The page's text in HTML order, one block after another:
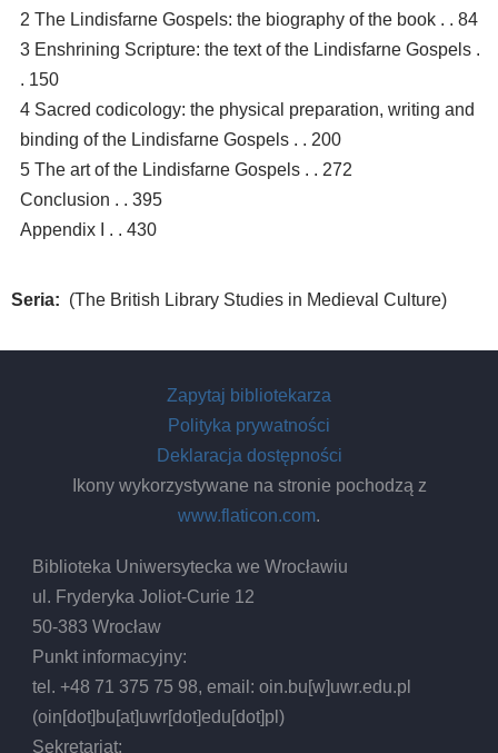
2 The Lindisfarne Gospels: the biography of the book . . 84
3 Enshrining Scripture: the text of the Lindisfarne Gospels .
. 150
4 Sacred codicology: the physical preparation, writing and
binding of the Lindisfarne Gospels . . 200
5 The art of the Lindisfarne Gospels . . 272
Conclusion . . 395
Appendix I . . 430
Seria (The British Library Studies in Medieval Culture)
Zapytaj bibliotekarza
Polityka prywatności
Deklaracja dostępności
Ikony wykorzystywane na stronie pochodzą z
www.flaticon.com.
Biblioteka Uniwersytecka we Wrocławiu
ul. Fryderyka Joliot-Curie 12
50-383 Wrocław
Punkt informacyjny:
tel. +48 71 375 75 98, email:oin.bu[w]uwr.edu.pl
(oin[dot]bu[at]uwr[dot]edu[dot]pl)
Sekretariat: